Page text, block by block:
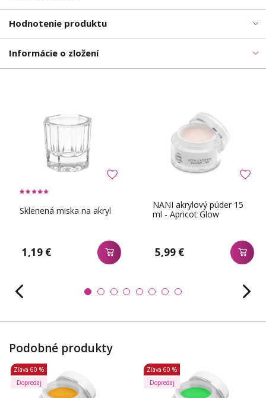
Hodnotenie produktu
Informácie o zložení
Sklenená miska na akryl
1,19 €
NANI akrylový púder 15
ml - Apricot Glow
5,99 €
Podobné produkty
Zľava 60 %
Dopredaj
Zľava 60 %
Dopredaj